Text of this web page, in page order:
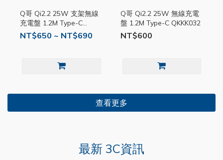
Q哥 Qi2.2 25W 支架無線
充電盤 1.2M Type-C
QKKK033
NT$650 ~ NT$690
Q哥 Qi2.2 25W 無線充電
盤 1.2M Type-C QKKK032
NT$600
查看更多
最新 3C資訊